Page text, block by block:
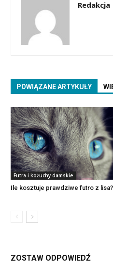
Redakcja
POWIĄZANE ARTYKUŁY
Futra i kożuchy damskie
Ile kosztuje prawdziwe futro z lisa?
ZOSTAW ODPOWIEDŹ